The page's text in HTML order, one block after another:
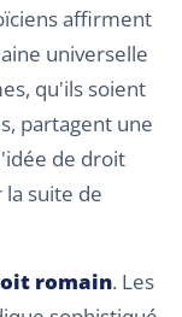
affirment
universelle
qu'ils soient
partagent une
de droit
suite de
romain. Les